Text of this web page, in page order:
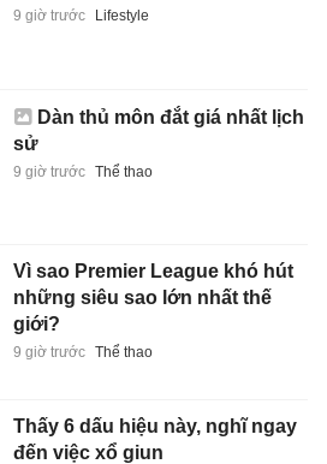
9 giờ trước Lifestyle
Dàn thủ môn đắt giá nhất lịch
sử
9 giờ trước Thể thao
Vì sao Premier League khó hút
những siêu sao lớn nhất thế
giới?
9 giờ trước Thể thao
Thấy 6 dấu hiệu này, nghĩ ngay
đến việc xổ giun